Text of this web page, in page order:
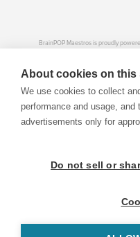
BrainPOP Maestros is proudly
About cookies on this
We use cookies to collect
performance and usage,
advertisements only for
Do not sell or